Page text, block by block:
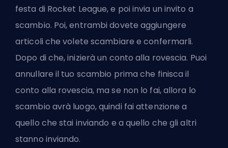
festa di Rocket League, e poi invia un invito a
scambio. Poi, entrambi dovete aggiungere
articoli che volete scambiare e confermarli.
Dopo di che, inizierà un conto alla rovescia. Puoi
annullare il tuo scambio prima che finisca il
conto alla rovescia, ma se non lo fai, allora lo
scambio avrà luogo, quindi fai attenzione a
quello che stai inviando e a quello che gli altri
stanno inviando.